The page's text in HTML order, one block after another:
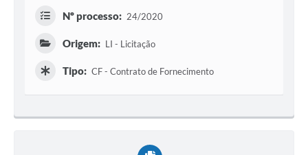
Nº processo: 24/2020
Origem: LI - Licitação
Tipo: CF - Contrato de Fornecimento